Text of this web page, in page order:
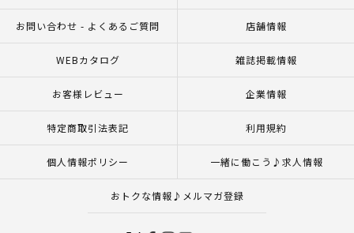
お問い合わせ - よくあるご質問 店舗情報
WEBカタログ 雑誌掲載情報
お客様レビュー 企業情報
特定商取引法表記 利用規約
個人情報ポリシー 一緒に働こう♪求人情報
おトクな情報♪メルマガ登録